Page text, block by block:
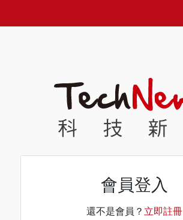
會員登入
還不是會員？ 立即註冊